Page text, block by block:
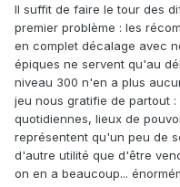
Il suffit de faire le tour des
premier problème : les
en complet décalage avec
épiques ne servent qu'au
niveau 300 n'en a plus
jeu nous gratifie de partout
quotidiennes, lieux de
représentent qu'un peu de
d'autre utilité que d'être
on en a beaucoup...